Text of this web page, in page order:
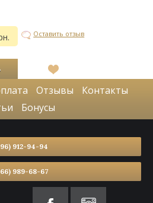
Оставить отзыв
В
список
желаний
Отзывы
Контакты
Бонусы
912-94-94
989-68-67